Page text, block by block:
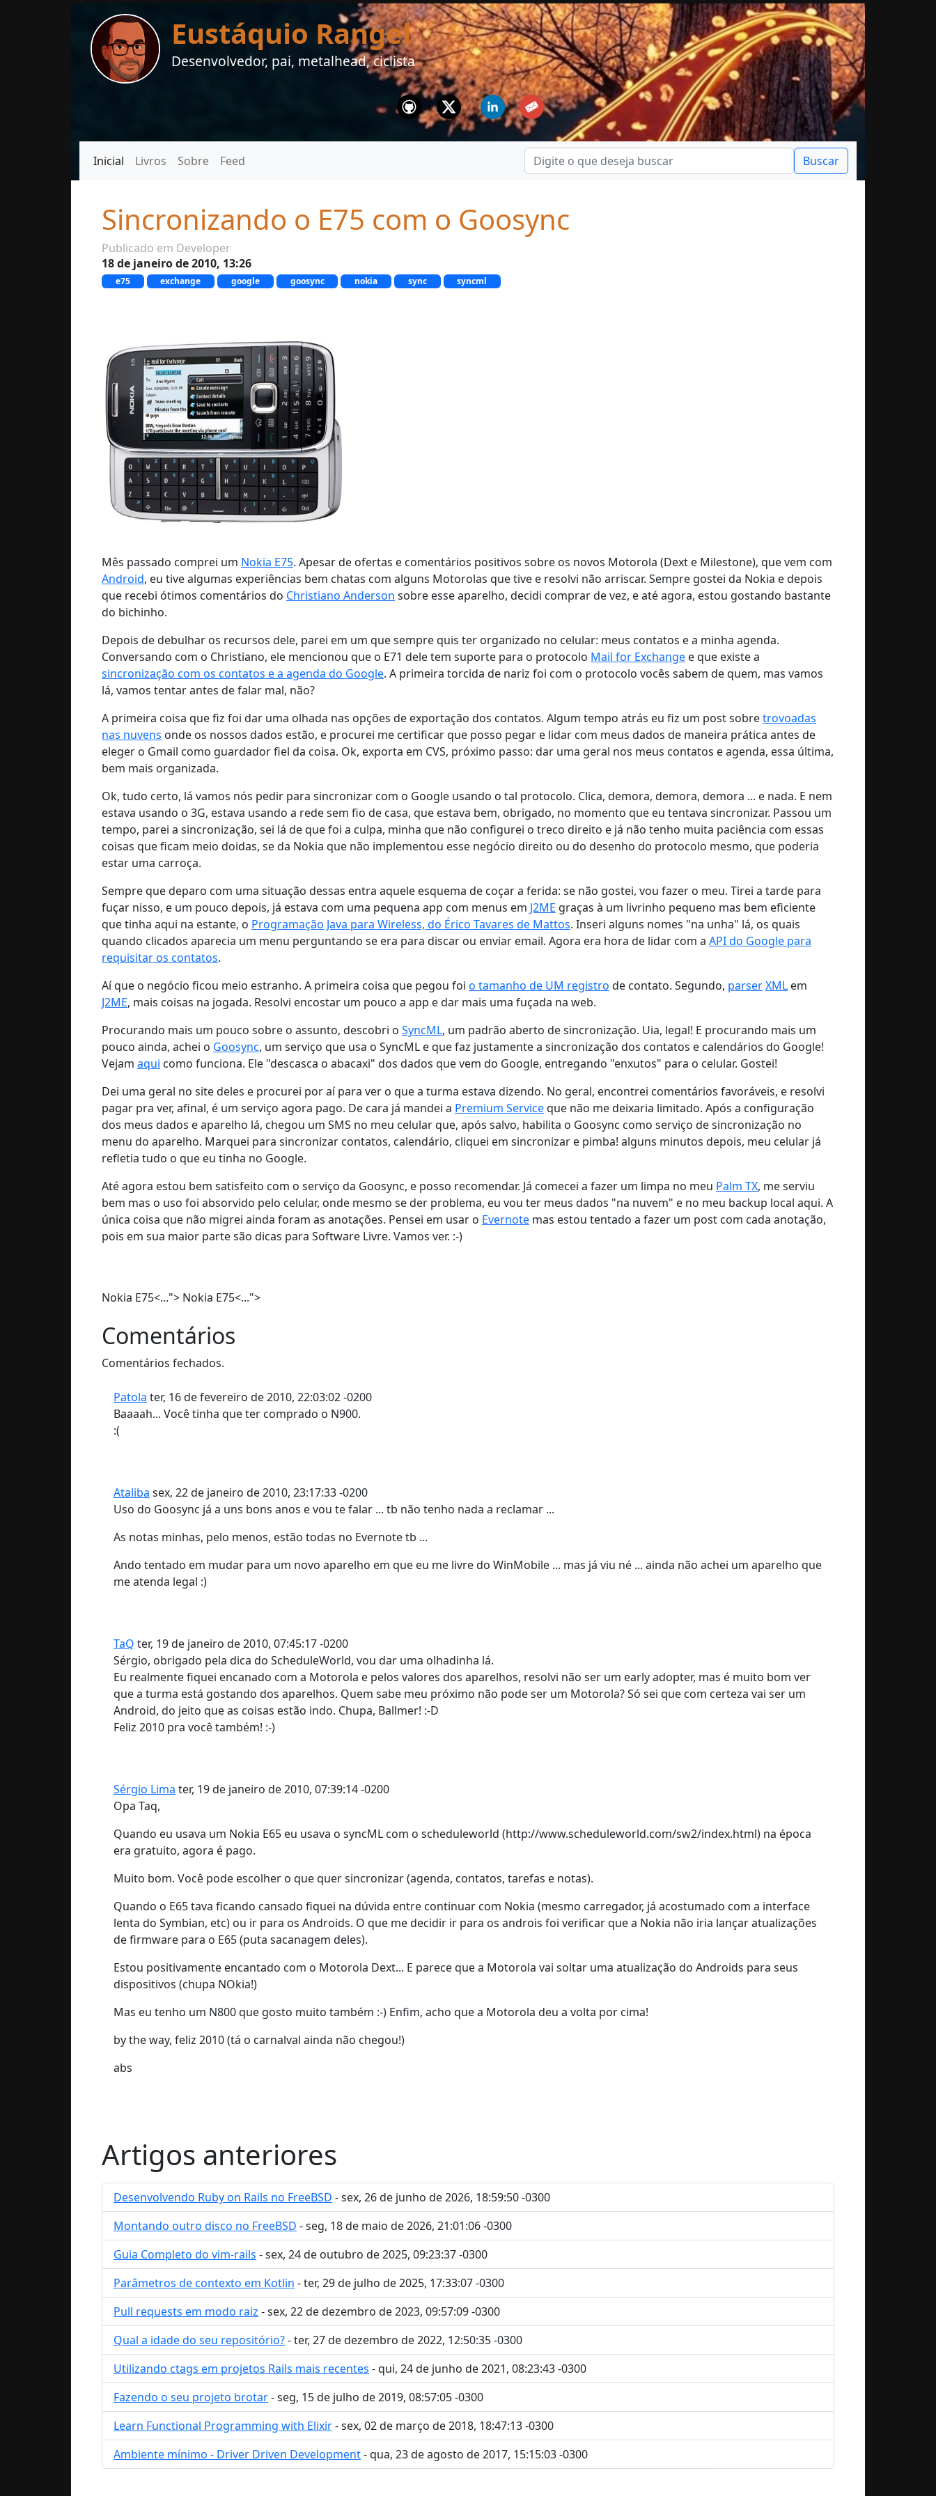
Eustáquio Rangel
Desenvolvedor, pai, metalhead, ciclista
GithubTwitterLinkedinEmail
Inicial Livros Sobre Feed
Sincronizando o E75 com o Goosync
Publicado em Developer
18 de janeiro de 2010, 13:26
e75 exchange google goosync nokia sync syncml
Mês passado comprei um Nokia E75. Apesar de ofertas e comentários positivos sobre os novos Motorola (Dext e Milestone), que vem com
Android, eu tive algumas experiências bem chatas com alguns Motorolas que tive e resolvi não arriscar. Sempre gostei da Nokia e depois
que recebi ótimos comentários do Christiano Anderson sobre esse aparelho, decidi comprar de vez, e até agora, estou gostando bastante
do bichinho.
Depois de debulhar os recursos dele, parei em um que sempre quis ter organizado no celular: meus contatos e a minha agenda.
Conversando com o Christiano, ele mencionou que o E71 dele tem suporte para o protocolo Mail for Exchange e que existe a
sincronização com os contatos e a agenda do Google. A primeira torcida de nariz foi com o protocolo vocês sabem de quem, mas vamos
lá, vamos tentar antes de falar mal, não?
A primeira coisa que fiz foi dar uma olhada nas opções de exportação dos contatos. Algum tempo atrás eu fiz um post sobretrovoadas
nas nuvens onde os nossos dados estão, e procurei me certificar que posso pegar e lidar com meus dados de maneira prática antes de
eleger o Gmail como guardador fiel da coisa. Ok, exporta em CVS, próximo passo: dar uma geral nos meus contatos e agenda, essa última,
bem mais organizada.
Ok, tudo certo, lá vamos nós pedir para sincronizar com o Google usando o tal protocolo. Clica, demora, demora, demora ... e nada. E nem
estava usando o 3G, estava usando a rede sem fio de casa, que estava bem, obrigado, no momento que eu tentava sincronizar. Passou um
tempo, parei a sincronização, sei lá de que foi a culpa, minha que não configurei o treco direito e já não tenho muita paciência com essas
coisas que ficam meio doidas, se da Nokia que não implementou esse negócio direito ou do desenho do protocolo mesmo, que poderia
estar uma carroça.
Sempre que deparo com uma situação dessas entra aquele esquema de coçar a ferida: se não gostei, vou fazer o meu. Tirei a tarde para
fuçar nisso, e um pouco depois, já estava com uma pequena app com menus em J2ME graças à um livrinho pequeno mas bem eficiente
que tinha aqui na estante, o Programação Java para Wireless, do Érico Tavares de Mattos. Inseri alguns nomes "na unha" lá, os quais
quando clicados aparecia um menu perguntando se era para discar ou enviar email. Agora era hora de lidar com a API do Google para
requisitar os contatos.
Aí que o negócio ficou meio estranho. A primeira coisa que pegou foi o tamanho de UM registro de contato. Segundo, parserXML em
J2ME, mais coisas na jogada. Resolvi encostar um pouco a app e dar mais uma fuçada na web.
Procurando mais um pouco sobre o assunto, descobri o SyncML, um padrão aberto de sincronização. Uia, legal! E procurando mais um
pouco ainda, achei o Goosync, um serviço que usa o SyncML e que faz justamente a sincronização dos contatos e calendários do Google!
Vejam aqui como funciona. Ele "descasca o abacaxi" dos dados que vem do Google, entregando "enxutos" para o celular. Gostei!
Dei uma geral no site deles e procurei por aí para ver o que a turma estava dizendo. No geral, encontrei comentários favoráveis, e resolvi
pagar pra ver, afinal, é um serviço agora pago. De cara já mandei a Premium Serviceque não me deixaria limitado. Após a configuração
dos meus dados e aparelho lá, chegou um SMS no meu celular que, após salvo, habilita o Goosync como serviço de sincronização no
menu do aparelho. Marquei para sincronizar contatos, calendário, cliquei em sincronizar e pimba! alguns minutos depois, meu celular já
refletia tudo o que eu tinha no Google.
Até agora estou bem satisfeito com o serviço da Goosync, e posso recomendar. Já comecei a fazer um limpa no meu Palm TX, me serviu
bem mas o uso foi absorvido pelo celular, onde mesmo se der problema, eu vou ter meus dados "na nuvem" e no meu backup local aqui. A
única coisa que não migrei ainda foram as anotações. Pensei em usar o Evernote mas estou tentado a fazer um post com cada anotação,
pois em sua maior parte são dicas para Software Livre. Vamos ver. :-)
Nokia E75<..."> Nokia E75<...">
Comentários
Comentários fechados.
Patola ter, 16 de fevereiro de 2010, 22:03:02 -0200
Baaaah... Você tinha que ter comprado o N900.
:(
Ataliba sex, 22 de janeiro de 2010, 23:17:33 -0200
Uso do Goosync já a uns bons anos e vou te falar ... tb não tenho nada a reclamar ...
As notas minhas, pelo menos, estão todas no Evernote tb ...
Ando tentado em mudar para um novo aparelho em que eu me livre do WinMobile ... mas já viu né ... ainda não achei um aparelho que
me atenda legal :)
TaQ ter, 19 de janeiro de 2010, 07:45:17 -0200
Sérgio, obrigado pela dica do ScheduleWorld, vou dar uma olhadinha lá.
Eu realmente fiquei encanado com a Motorola e pelos valores dos aparelhos, resolvi não ser um early adopter, mas é muito bom ver
que a turma está gostando dos aparelhos. Quem sabe meu próximo não pode ser um Motorola? Só sei que com certeza vai ser um
Android, do jeito que as coisas estão indo. Chupa, Ballmer! :-D
Feliz 2010 pra você também! :-)
Sérgio Lima ter, 19 de janeiro de 2010, 07:39:14 -0200
Opa Taq,
Quando eu usava um Nokia E65 eu usava o syncML com o scheduleworld (http://www.scheduleworld.com/sw2/index.html) na época
era gratuito, agora é pago.
Muito bom. Você pode escolher o que quer sincronizar (agenda, contatos, tarefas e notas).
Quando o E65 tava ficando cansado fiquei na dúvida entre continuar com Nokia (mesmo carregador, já acostumado com a interface
lenta do Symbian, etc) ou ir para os Androids. O que me decidir ir para os androis foi verificar que a Nokia não iria lançar atualizações
de firmware para o E65 (puta sacanagem deles).
Estou positivamente encantado com o Motorola Dext... E parece que a Motorola vai soltar uma atualização do Androids para seus
dispositivos (chupa NOkia!)
Mas eu tenho um N800 que gosto muito também :-) Enfim, acho que a Motorola deu a volta por cima!
by the way, feliz 2010 (tá o carnalval ainda não chegou!)
abs
Artigos anteriores
Desenvolvendo Ruby on Rails no FreeBSD - sex, 26 de junho de 2026, 18:59:50 -0300
Montando outro disco no FreeBSD - seg, 18 de maio de 2026, 21:01:06 -0300
Guia Completo do vim-rails - sex, 24 de outubro de 2025, 09:23:37 -0300
Parâmetros de contexto em Kotlin - ter, 29 de julho de 2025, 17:33:07 -0300
Pull requests em modo raiz - sex, 22 de dezembro de 2023, 09:57:09 -0300
Qual a idade do seu repositório?- ter, 27 de dezembro de 2022, 12:50:35 -0300
Utilizando ctags em projetos Rails mais recentes - qui, 24 de junho de 2021, 08:23:43 -0300
Fazendo o seu projeto brotar- seg, 15 de julho de 2019, 08:57:05 -0300
Learn Functional Programming with Elixir- sex, 02 de março de 2018, 18:47:13 -0300
Ambiente mínimo - Driver Driven Development- qua, 23 de agosto de 2017, 15:15:03 -0300